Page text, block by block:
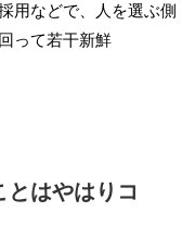
用などで、人を選ぶ側
って若干新鮮
はやはりコ